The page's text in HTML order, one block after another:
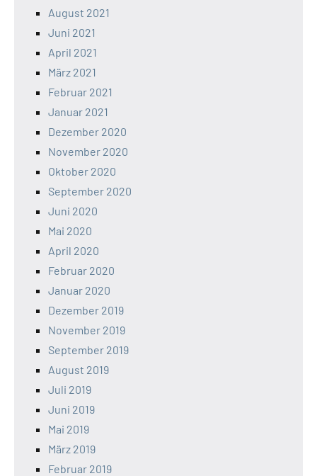
August 2021
Juni 2021
April 2021
März 2021
Februar 2021
Januar 2021
Dezember 2020
November 2020
Oktober 2020
September 2020
Juni 2020
Mai 2020
April 2020
Februar 2020
Januar 2020
Dezember 2019
November 2019
September 2019
August 2019
Juli 2019
Juni 2019
Mai 2019
März 2019
Februar 2019